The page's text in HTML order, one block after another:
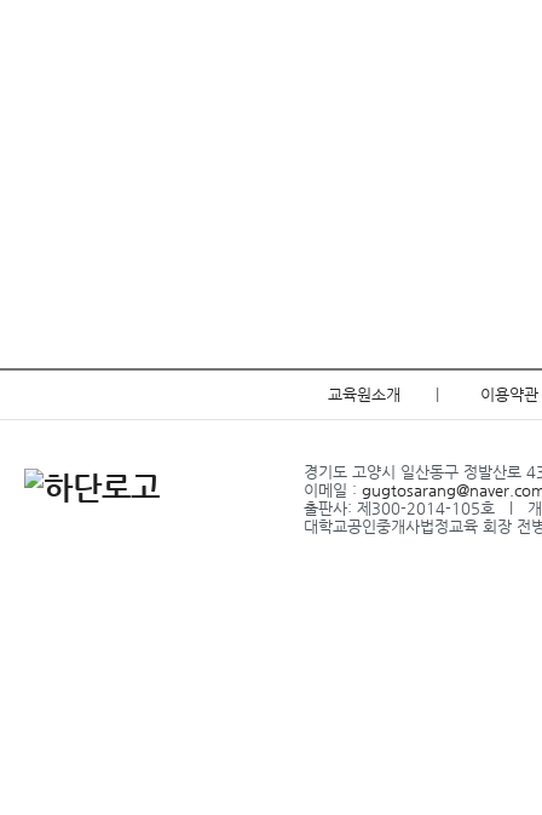
교육원소개 이용약관
경기도 고양시 일산동구 정발산
이메일 :
출판사: 제300-2014-105호 l 개
대학교공인중개사법정교육 회장